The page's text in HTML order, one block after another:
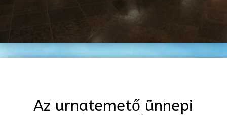
Az urnatemető ünnepi